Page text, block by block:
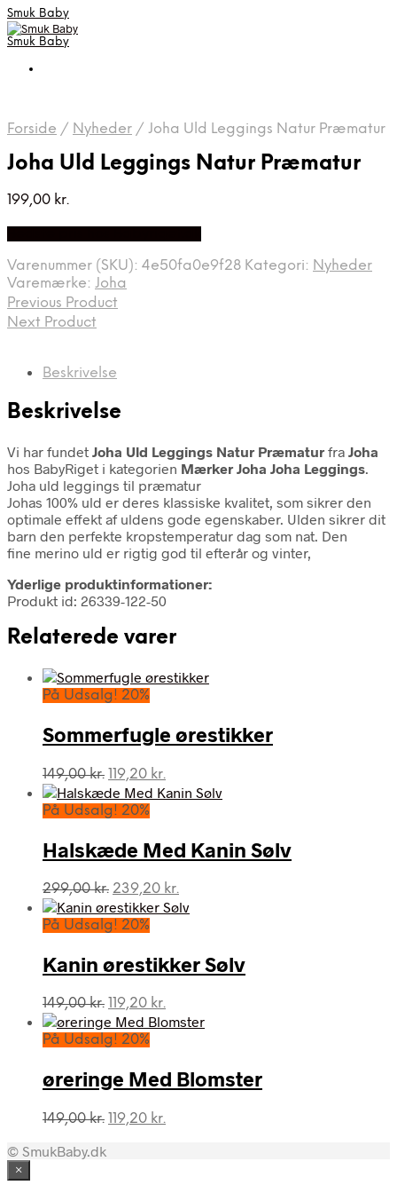
Smuk Baby
Smuk Baby
Forside / Nyheder / Joha Uld Leggings Natur Præmatur
Joha Uld Leggings Natur Præmatur
199,00 kr.
Varenummer (SKU): 4e50fa0e9f28 Kategori: Nyheder
Varemærke: Joha
Previous Product
Next Product
Beskrivelse
Beskrivelse
Vi har fundet Joha Uld Leggings Natur Præmatur fra Joha
hos BabyRiget i kategorien Mærker Joha Joha Leggings.
Joha uld leggings til præmatur
Johas 100% uld er deres klassiske kvalitet, som sikrer den
optimale effekt af uldens gode egenskaber. Ulden sikrer dit
barn den perfekte kropstemperatur dag som nat. Den
fine merino uld er rigtig god til efterår og vinter,
Yderlige produktinformationer:
Produkt id: 26339-122-50
Relaterede varer
På Udsalg! 20%
Sommerfugle ørestikker
149,00kr. Den
oprindelige
pris
149,00 kr..
119,20 kr.
aktuelle
119,20 kr..
På Udsalg! 20%
Halskæde Med Kanin Sølv
299,00kr. Den
oprindelige
pris
299,00 kr..
239,20 kr.
aktuelle
239,20 kr..
På Udsalg! 20%
Kanin ørestikker Sølv
149,00kr. Den
oprindelige
pris
149,00 kr..
119,20 kr.
aktuelle
119,20 kr..
På Udsalg! 20%
øreringe Med Blomster
149,00kr. Den
119,20 kr.
© SmukBaby.dk
×